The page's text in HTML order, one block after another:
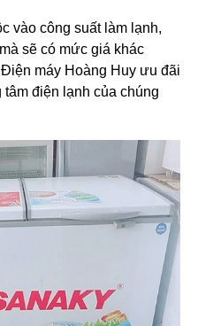
vào công suất làm lạnh,
sẽ có mức giá khác
máy Hoàng Huy ưu đãi
điện lạnh của chúng